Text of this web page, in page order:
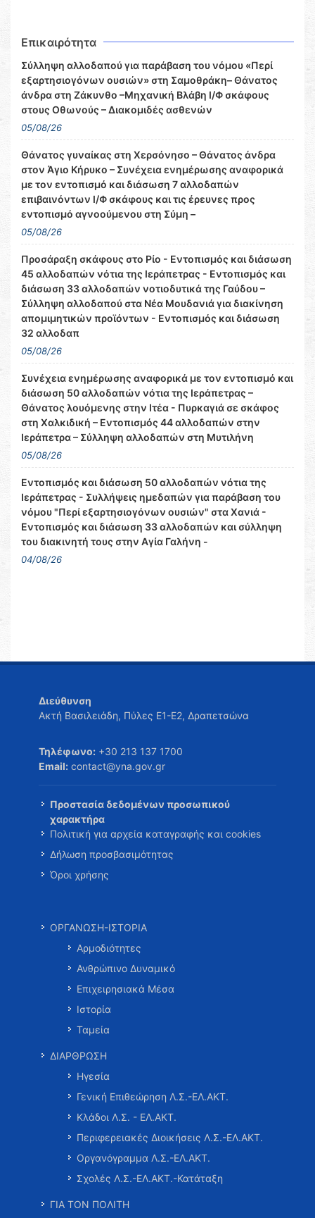
Επικαιρότητα
Σύλληψη αλλοδαπού για παράβαση του νόμου «Περί
εξαρτησιογόνων ουσιών» στη Σαμοθράκη– Θάνατος
άνδρα στη Ζάκυνθο –Μηχανική Βλάβη Ι/Φ σκάφους
στους Οθωνούς – Διακομιδές ασθενών
05/08/26
Θάνατος γυναίκας στη Χερσόνησο – Θάνατος άνδρα
στον Άγιο Κήρυκο – Συνέχεια ενημέρωσης αναφορικά
με τον εντοπισμό και διάσωση 7 αλλοδαπών
επιβαινόντων Ι/Φ σκάφους και τις έρευνες προς
εντοπισμό αγνοούμενου στη Σύμη –
05/08/26
Προσάραξη σκάφους στο Ρίο - Εντοπισμός και διάσωση
45 αλλοδαπών νότια της Ιεράπετρας - Εντοπισμός και
διάσωση 33 αλλοδαπών νοτιοδυτικά της Γαύδου –
Σύλληψη αλλοδαπού στα Νέα Μουδανιά για διακίνηση
απομιμητικών προϊόντων - Εντοπισμός και διάσωση
32 αλλοδαπ
05/08/26
Συνέχεια ενημέρωσης αναφορικά με τον εντοπισμό και
διάσωση 50 αλλοδαπών νότια της Ιεράπετρας –
Θάνατος λουόμενης στην Ιτέα - Πυρκαγιά σε σκάφος
στη Χαλκιδική – Εντοπισμός 44 αλλοδαπών στην
Ιεράπετρα – Σύλληψη αλλοδαπών στη Μυτιλήνη
05/08/26
Εντοπισμός και διάσωση 50 αλλοδαπών νότια της
Ιεράπετρας - Συλλήψεις ημεδαπών για παράβαση του
νόμου "Περί εξαρτησιογόνων ουσιών" στα Χανιά -
Εντοπισμός και διάσωση 33 αλλοδαπών και σύλληψη
του διακινητή τους στην Αγία Γαλήνη -
04/08/26
Διεύθυνση
Ακτή Βασιλειάδη, Πύλες Ε1-Ε2, Δραπετσώνα
Τηλέφωνο: +30 213 137 1700
Email: contact@yna.gov.gr
Προστασία δεδομένων προσωπικού
χαρακτήρα
Πολιτική για αρχεία καταγραφής και cookies
Δήλωση προσβασιμότητας
Όροι χρήσης
ΟΡΓΑΝΩΣΗ-ΙΣΤΟΡΙΑ
Αρμοδιότητες
Ανθρώπινο Δυναμικό
Επιχειρησιακά Μέσα
Ιστορία
Ταμεία
ΔΙΑΡΘΡΩΣΗ
Ηγεσία
Γενική Επιθεώρηση Λ.Σ.-ΕΛ.ΑΚΤ.
Κλάδοι Λ.Σ. - ΕΛ.ΑΚΤ.
Περιφερειακές Διοικήσεις Λ.Σ.-ΕΛ.ΑΚΤ.
Οργανόγραμμα Λ.Σ.-ΕΛ.ΑΚΤ.
Σχολές Λ.Σ.-ΕΛ.ΑΚΤ.-Κατάταξη
ΓΙΑ ΤΟΝ ΠΟΛΙΤΗ